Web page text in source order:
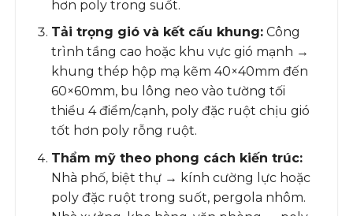
hơn poly trong suốt.
Tải trọng gió và kết cấu khung:Công
trình tầng cao hoặc khu vực gió mạnh →
khung thép hộp mạ kẽm 40×40mm đến
60×60mm, bu lông neo vào tường tối
thiểu 4 điểm/cạnh, poly đặc ruột chịu gió
tốt hơn poly rỗng ruột.
Thẩm mỹ theo phong cách kiến trúc:
Nhà phố, biệt thự → kính cường lực hoặc
poly đặc ruột trong suốt, pergola nhôm.